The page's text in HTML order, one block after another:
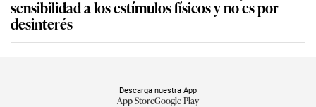
sensibilidad a los estímulos físicos y no es por
desinterés
Descarga nuestra App
App StoreGoogle Play